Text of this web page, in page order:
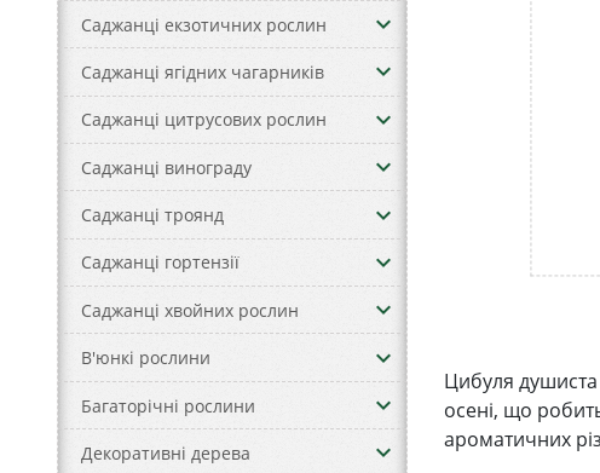
Саджанці екзотичних рослин keyboard_arrow_down
Саджанці ягідних чагарників keyboard_arrow_down
Саджанці цитрусових рослин keyboard_arrow_down
Саджанці винограду keyboard_arrow_down
Саджанці троянд keyboard_arrow_down
Саджанці гортензії keyboard_arrow_down
Саджанці хвойних рослин keyboard_arrow_down
В'юнкі рослини keyboard_arrow_down
Багаторічні рослини keyboard_arrow_down
Декоративні дерева keyboard_arrow_down
Цибуля душиста
осені, що
ароматичних